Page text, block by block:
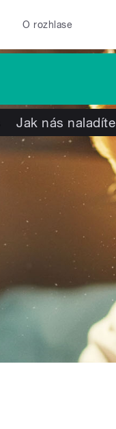
O rozhlase
Jak nás naladíte